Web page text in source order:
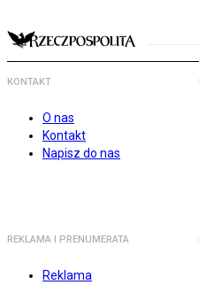
KONTAKT
O nas
Kontakt
Napisz do nas
REKLAMA I PRENUMERATA
Reklama